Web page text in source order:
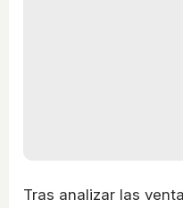
Tras analizar las